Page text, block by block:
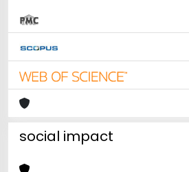
social impact